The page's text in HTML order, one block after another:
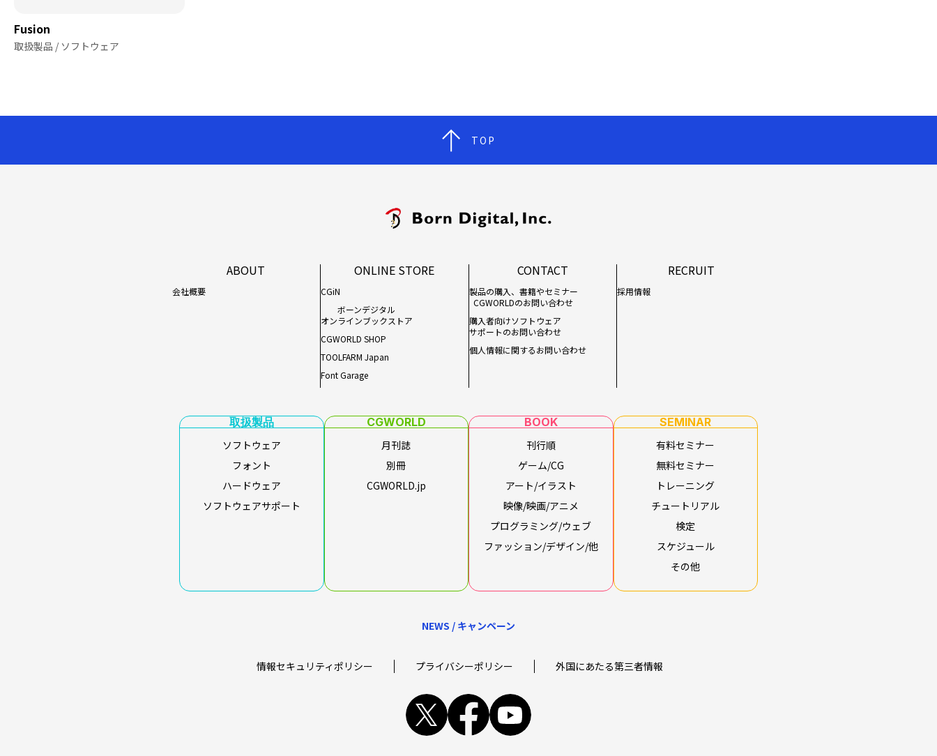
Fusion
取扱製品 / ソフトウェア
TOP
ABOUT
会社概要
ONLINE STORE
CGiN
ボーンデジタル
オンラインブックストア
CGWORLD SHOP
TOOLFARM Japan
Font Garage
CONTACT
製品の購入、書籍やセミナー
CGWORLDのお問い合わせ
購入者向けソフトウェア
サポートのお問い合わせ
個人情報に関するお問い合わせ
RECRUIT
採用情報
取扱製品
ソフトウェア
フォント
ハードウェア
ソフトウェアサポート
CGWORLD
月刊誌
別冊
CGWORLD.jp
BOOK
刊行順
ゲーム/CG
アート/イラスト
映像/映画/アニメ
プログラミング/ウェブ
ファッション/デザイン/他
SEMINAR
有料セミナー
無料セミナー
トレーニング
チュートリアル
検定
スケジュール
その他
NEWS / キャンペーン
情報セキュリティポリシー プライバシーポリシー 外国にあたる第三者情報
x facebook